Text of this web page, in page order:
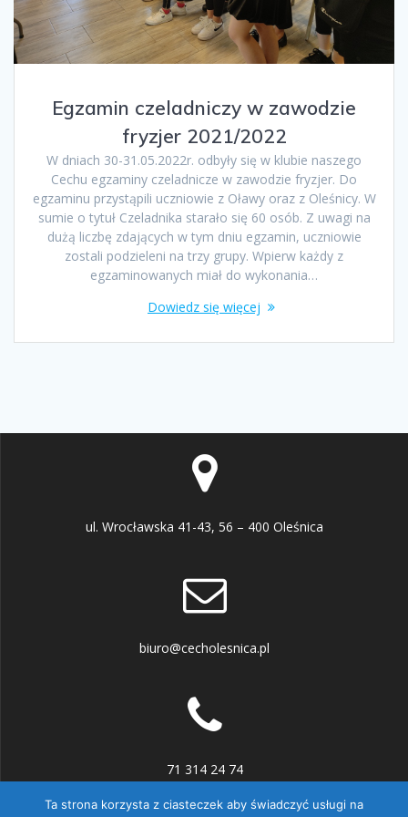
Egzamin czeladniczy w zawodzie
fryzjer 2021/2022
W dniach 30-31.05.2022r. odbyły się w klubie naszego
Cechu egzaminy czeladnicze w zawodzie fryzjer. Do
egzaminu przystąpili uczniowie z Oławy oraz z Oleśnicy. W
sumie o tytuł Czeladnika starało się 60 osób. Z uwagi na
dużą liczbę zdających w tym dniu egzamin, uczniowie
zostali podzieleni na trzy grupy. Wpierw każdy z
egzaminowanych miał do wykonania…
Dowiedz się więcej
ul. Wrocławska 41-43, 56 – 400 Oleśnica
biuro@cecholesnica.pl
71 314 24 74
Ta strona korzysta z ciasteczek aby świadczyć usługi na